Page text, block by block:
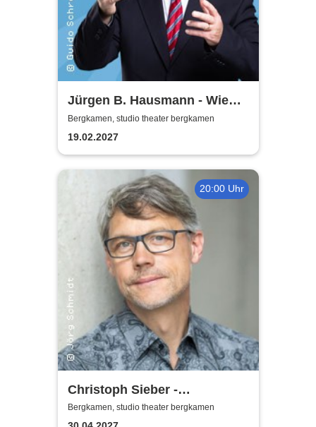
Jürgen B. Hausmann - Wie
das Leben so spielt
Bergkamen, studio theater bergkamen
19.02.2027
20:00 Uhr
Christoph Sieber -
Weitermachen!
Bergkamen, studio theater bergkamen